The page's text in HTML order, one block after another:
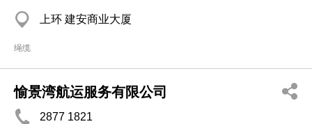
上环 建安商业大厦
绳缆
愉景湾航运服务有限公司
2877 1821